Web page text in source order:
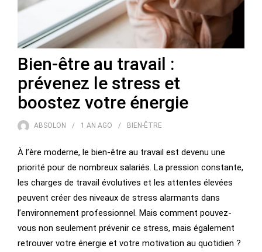
Bien-être au travail :
prévenez le stress et
boostez votre énergie
ABSOLON 1 AN AGO BIEN-ÊTRE
À l’ère moderne, le bien-être au travail est devenu une
priorité pour de nombreux salariés. La pression constante,
les charges de travail évolutives et les attentes élevées
peuvent créer des niveaux de stress alarmants dans
l’environnement professionnel. Mais comment pouvez-
vous non seulement prévenir ce stress, mais également
retrouver votre énergie et votre motivation au quotidien ?